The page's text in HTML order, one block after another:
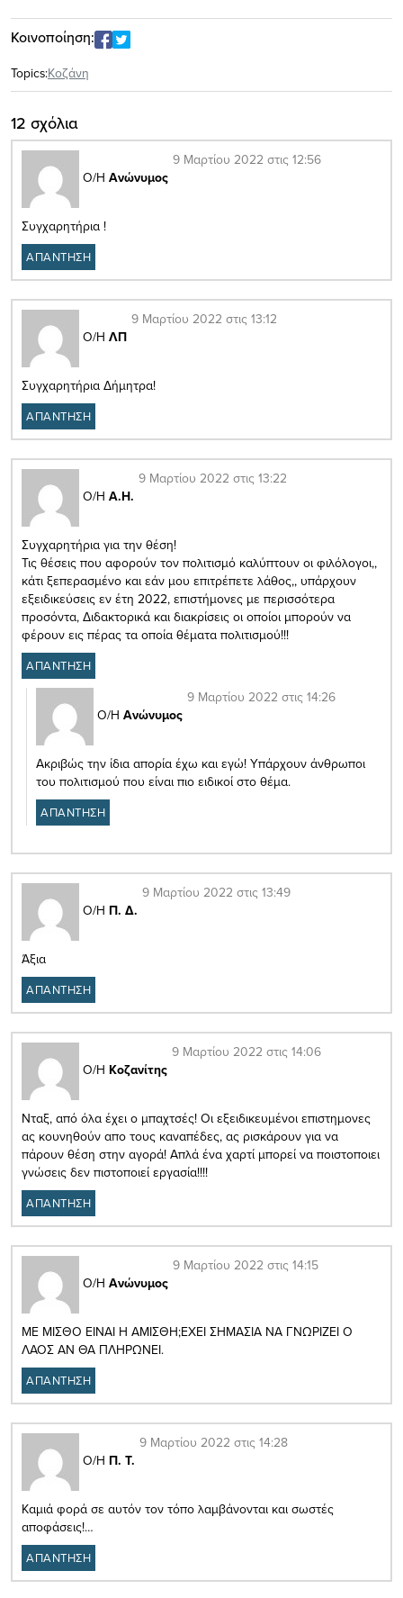
Κοινοποίηση:
Topics:Κοζάνη
12 σχόλια
Ο/Η Ανώνυμος
9 Μαρτίου 2022 στις 12:56
Συγχαρητήρια !
ΑΠΑΝΤΗΣΗ
Ο/Η ΛΠ
9 Μαρτίου 2022 στις 13:12
Συγχαρητήρια Δήμητρα!
ΑΠΑΝΤΗΣΗ
Ο/Η Α.Η.
9 Μαρτίου 2022 στις 13:22
Συγχαρητήρια για την θέση!
Τις θέσεις που αφορούν τον πολιτισμό καλύπτουν οι φιλόλογοι,,
κάτι ξεπερασμένο και εάν μου επιτρέπετε λάθος,, υπάρχουν
εξειδικεύσεις εν έτη 2022, επιστήμονες με περισσότερα
προσόντα, Διδακτορικά και διακρίσεις οι οποίοι μπορούν να
φέρουν εις πέρας τα οποία θέματα πολιτισμού!!!
ΑΠΑΝΤΗΣΗ
Ο/Η Ανώνυμος
9 Μαρτίου 2022 στις 14:26
Ακριβώς την ίδια απορία έχω και εγώ! Υπάρχουν άνθρωποι
του πολιτισμού που είναι πιο ειδικοί στο θέμα.
ΑΠΑΝΤΗΣΗ
Ο/Η Π. Δ.
9 Μαρτίου 2022 στις 13:49
Άξια
ΑΠΑΝΤΗΣΗ
Ο/Η Κοζανίτης
9 Μαρτίου 2022 στις 14:06
Νταξ, από όλα έχει ο μπαχτσές! Οι εξειδικευμένοι επιστημονες
ας κουνηθούν απο τους καναπέδες, ας ρισκάρουν για να
πάρουν θέση στην αγορά! Απλά ένα χαρτί μπορεί να ποιστοποιει
γνώσεις δεν πιστοποιεί εργασία!!!!
ΑΠΑΝΤΗΣΗ
Ο/Η Ανώνυμος
9 Μαρτίου 2022 στις 14:15
MΕ ΜΙΣΘΟ ΕΙΝΑΙ Η ΑΜΙΣΘΗ;ΕΧΕΙ ΣΗΜΑΣΙΑ ΝΑ ΓΝΩΡΙΖΕΙ Ο
ΛΑΟΣ ΑΝ ΘΑ ΠΛΗΡΩΝΕΙ.
ΑΠΑΝΤΗΣΗ
Ο/Η Π. Τ.
9 Μαρτίου 2022 στις 14:28
Καμιά φορά σε αυτόν τον τόπο λαμβάνονται και σωστές
αποφάσεις!…
ΑΠΑΝΤΗΣΗ